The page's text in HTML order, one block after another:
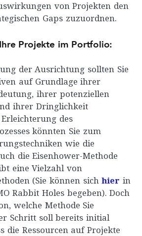
von Projekten den
Gaps zuzuordnen.
Projekte im Portfolio:
der Ausrichtung sollten Sie
auf Grundlage ihrer
ihrer potenziellen
ihrer Dringlichkeit
des
könnten Sie zum
wie die
die Eisenhower-Methode
eine Vielzahl von
(Sie können sichhier in
Rabbit Holes begeben). Doch
welche Methode Sie
Schritt soll bereits initial
die Ressourcen auf Projekte